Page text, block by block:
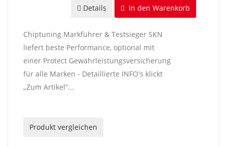
In den Warenkorb
Details
Chiptuning Markführer & Testsieger SKN
liefert beste Performance, optional mit
einer Protect Gewährleistungsversicherung
für alle Marken - Detaillierte INFO's klickt
„Zum Artikel“...
Produkt vergleichen